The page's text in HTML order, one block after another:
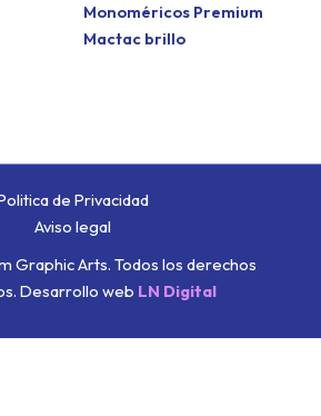
Monoméricos Premium
Mactac brillo
de Privacidad
Aviso legal
Graphic Arts. Todos los derechos
Desarrollo web LN Digital